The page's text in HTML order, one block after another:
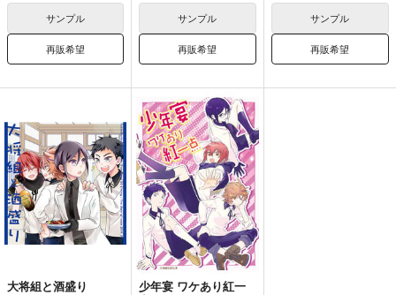
サンプル
再販希望
サンプル
再販希望
サンプル
再販希望
大将組と酒盛り
少年宴 ワケあり紅一